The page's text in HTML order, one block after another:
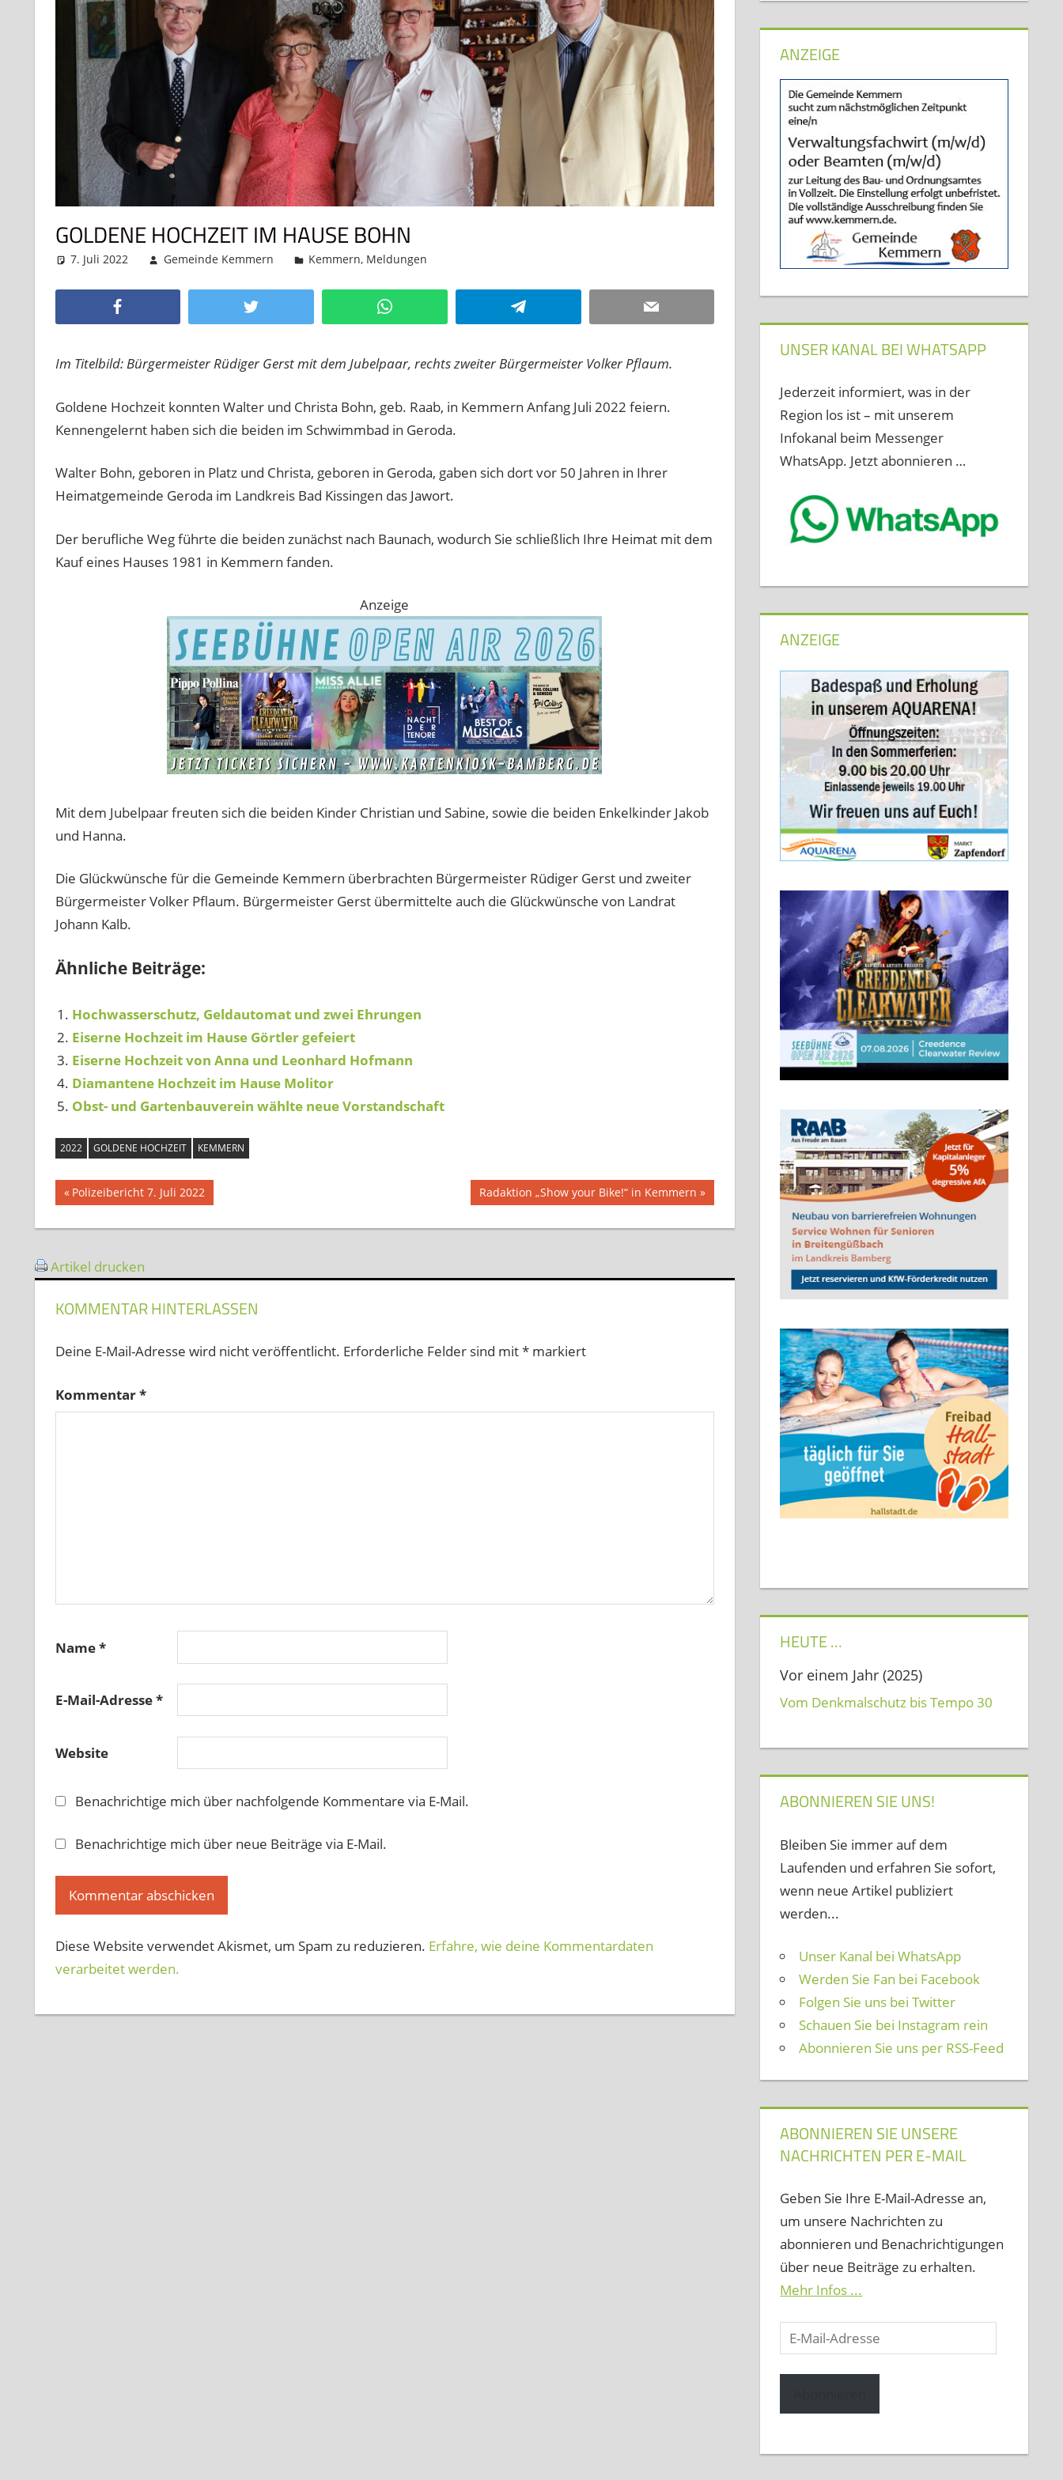
GOLDENE HOCHZEIT IM HAUSE BOHN
7. Juli 2022 Gemeinde Kemmern Kemmern, Meldungen
Twitter WhatsApp Telegram Email
Im Titelbild: Bürgermeister Rüdiger Gerst mit dem Jubelpaar, rechts zweiter Bürgermeister Volker Pflaum.
Goldene Hochzeit konnten Walter und Christa Bohn, geb. Raab, in Kemmern Anfang Juli 2022 feiern.
Kennengelernt haben sich die beiden im Schwimmbad in Geroda.
Walter Bohn, geboren in Platz und Christa, geboren in Geroda, gaben sich dort vor 50 Jahren in Ihrer
Heimatgemeinde Geroda im Landkreis Bad Kissingen das Jawort.
Der berufliche Weg führte die beiden zunächst nach Baunach, wodurch Sie schließlich Ihre Heimat mit dem
Kauf eines Hauses 1981 in Kemmern fanden.
Anzeige
Mit dem Jubelpaar freuten sich die beiden Kinder Christian und Sabine, sowie die beiden Enkelkinder Jakob
und Hanna.
Die Glückwünsche für die Gemeinde Kemmern überbrachten Bürgermeister Rüdiger Gerst und zweiter
Bürgermeister Volker Pflaum. Bürgermeister Gerst übermittelte auch die Glückwünsche von Landrat
Johann Kalb.
Ähnliche Beiträge:
Hochwasserschutz, Geldautomat und zwei Ehrungen
Eiserne Hochzeit im Hause Görtler gefeiert
Eiserne Hochzeit von Anna und Leonhard Hofmann
Diamantene Hochzeit im Hause Molitor
Obst- und Gartenbauverein wählte neue Vorstandschaft
2022 GOLDENE HOCHZEIT KEMMERN
Beitragsnavigation
Vorheriger
Polizeibericht 7. Juli 2022
Nächster
Radaktion „Show your Bike!“ in Kemmern
Artikel drucken
KOMMENTAR HINTERLASSEN
Deine E-Mail-Adresse wird nicht veröffentlicht. Erforderliche Felder sind mit*markiert
Kommentar*
Name*
E-Mail-Adresse*
Website
Benachrichtige mich über nachfolgende Kommentare via E-Mail.
Benachrichtige mich über neue Beiträge via E-Mail.
Diese Website verwendet Akismet, um Spam zu reduzieren. Erfahre, wie deine Kommentardaten
verarbeitet werden.
ANZEIGE
UNSER KANAL BEI WHATSAPP
Jederzeit informiert, was in der
Region los ist – mit unserem
Infokanal beim Messenger
WhatsApp. Jetzt abonnieren …
ANZEIGE
HEUTE …
Vor einem Jahr (2025)
Vom Denkmalschutz bis Tempo 30
ABONNIEREN SIE UNS!
Bleiben Sie immer auf dem
Laufenden und erfahren Sie sofort,
wenn neue Artikel publiziert
werden...
Unser Kanal bei WhatsApp
Werden Sie Fan bei Facebook
Folgen Sie uns bei Twitter
Schauen Sie bei Instagram rein
Abonnieren Sie uns per RSS-Feed
ABONNIEREN SIE UNSERE
NACHRICHTEN PER E-MAIL
Geben Sie Ihre E-Mail-Adresse an,
um unsere Nachrichten zu
abonnieren und Benachrichtigungen
über neue Beiträge zu erhalten.
Mehr Infos ...
E-
Mail-
Adresse